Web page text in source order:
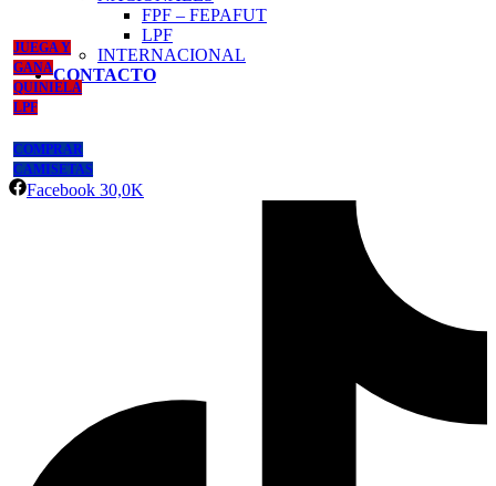
FPF – FEPAFUT
LPF
INTERNACIONAL
CONTACTO
JUEGA Y
GANA
QUINIELA
LPF
COMPRAR
CAMISETAS
Facebook 30,0K